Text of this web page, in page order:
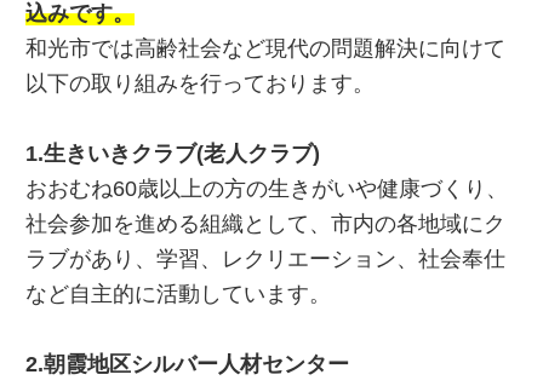
込みです。
和光市では高齢社会など現代の問題解決に向けて
以下の取り組みを行っております。
1.生きいきクラブ(老人クラブ)
おおむね60歳以上の方の生きがいや健康づくり、
社会参加を進める組織として、市内の各地域にク
ラブがあり、学習、レクリエーション、社会奉仕
など自主的に活動しています。
2.朝霞地区シルバー人材センター